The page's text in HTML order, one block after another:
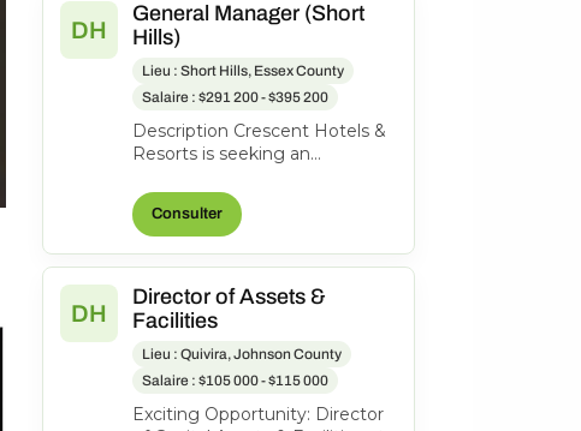
DH
General Manager (Short
Hills)
Lieu : Short Hills, Essex County
Salaire : $291 200 - $395 200
Description Crescent Hotels &
Resorts is seeking an
to lead the Hilton Short Hills. At
Cr...Consulter
DH
Director of Assets &
Facilities
Lieu : Quivira, Johnson County
Salaire : $105 000 - $115 000
Exciting Opportunity: Director